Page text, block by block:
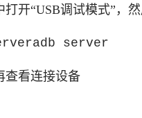
打开“USB调试模式”，
server
查看连接设备